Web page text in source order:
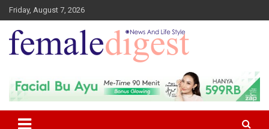
Friday, August 7, 2026
Female Digest